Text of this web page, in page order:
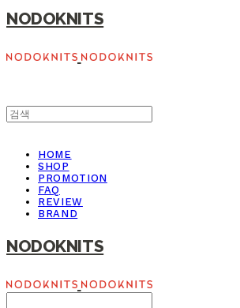
NODOKNITS
HOME
SHOP
PROMOTION
FAQ
REVIEW
BRAND
NODOKNITS